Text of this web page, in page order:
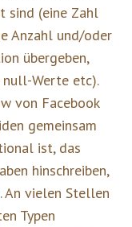
sind (eine Zahl
Anzahl und/oder
übergeben,
Werte etc).
von Facebook
gemeinsam
ist, das
hinschreiben,
An vielen Stellen
Typen